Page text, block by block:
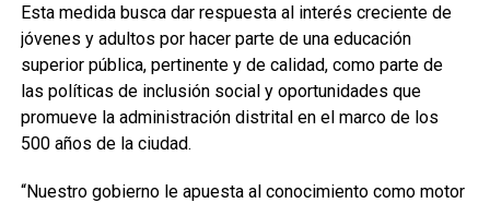
Esta medida busca dar respuesta al interés creciente de
jóvenes y adultos por hacer parte de una educación
superior pública, pertinente y de calidad, como parte de
las políticas de inclusión social y oportunidades que
promueve la administración distrital en el marco de los
500 años de la ciudad.
“Nuestro gobierno le apuesta al conocimiento como motor